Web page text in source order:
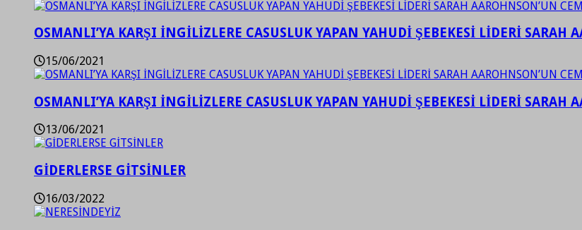
OSMANLI’YA KARŞI İNGİLİZLERE CASUSLUK YAPAN YAHUDİ ŞEBEKESİ LİDERİ
15/06/2021
OSMANLI’YA KARŞI İNGİLİZLERE CASUSLUK YAPAN YAHUDİ ŞEBEKESİ LİDERİ
13/06/2021
GİDERLERSE GİTSİNLER
16/03/2022